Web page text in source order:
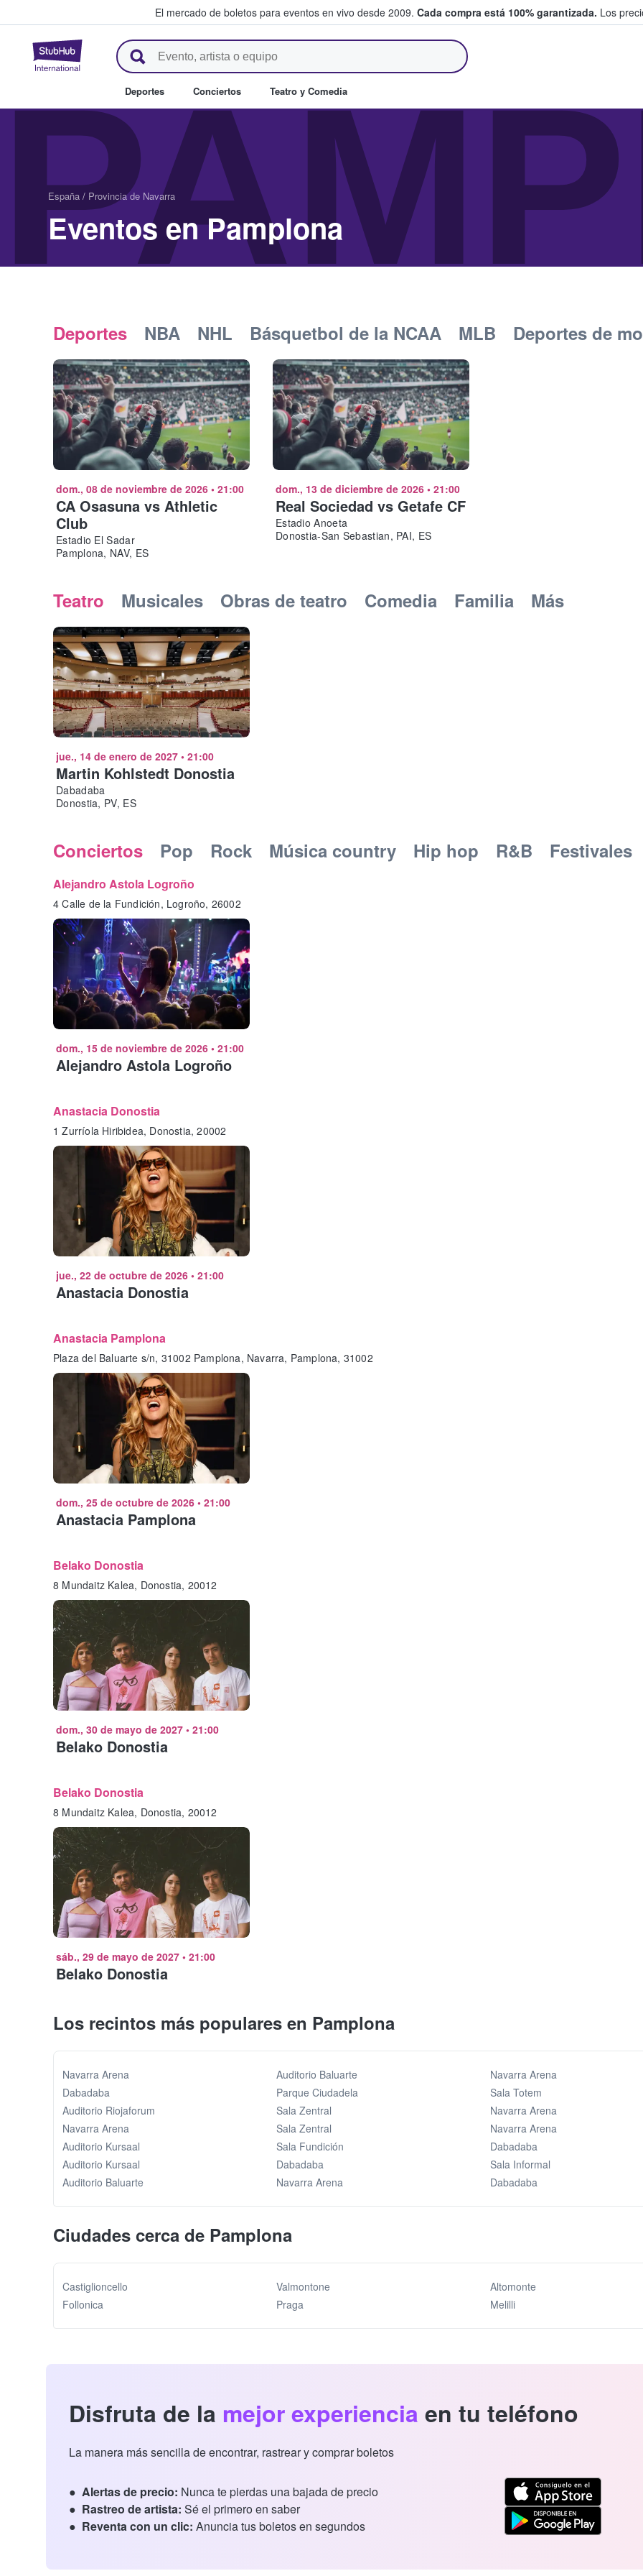
El mercado de boletos para eventos en vivo desde 2009. Cada compra está 100% garantizada. Los
StubHub: donde los fans compran y venden boletos
Deportes Conciertos Teatro y Comedia
España / Provincia de Navarra
Eventos en Pamplona
Deportes NBA NHL Básquetbol de la NCAA MLB Deportes de
dom., 08 de noviembre de 2026 • 21:00
CA Osasuna vs Athletic
Club
Estadio El Sadar
Pamplona, NAV, ES
dom., 13 de diciembre de 2026• 21:00
Real Sociedad vs Getafe CF
Estadio Anoeta
Donostia-San Sebastian, PAI, ES
Teatro Musicales Obras de teatro Comedia Familia Más
jue., 14 de enero de 2027 • 21:00
Martin Kohlstedt Donostia
Dabadaba
Donostia, PV, ES
Conciertos Pop Rock Música country Hip hop R&B Festivales
Alejandro Astola Logroño
4 Calle de la Fundición, Logroño, 26002
dom., 15 de noviembre de 2026 • 21:00
Alejandro Astola Logroño
Anastacia Donostia
1 Zurríola Hiribidea, Donostia, 20002
jue., 22 de octubre de 2026 • 21:00
Anastacia Donostia
Anastacia Pamplona
Plaza del Baluarte s/n, 31002 Pamplona, Navarra, Pamplona, 31002
dom., 25 de octubre de 2026 • 21:00
Anastacia Pamplona
Belako Donostia
8 Mundaitz Kalea, Donostia, 20012
dom., 30 de mayo de 2027 • 21:00
Belako Donostia
Belako Donostia
8 Mundaitz Kalea, Donostia, 20012
sáb., 29 de mayo de 2027 • 21:00
Belako Donostia
Los recintos más populares en Pamplona
Navarra Arena
Dabadaba
Auditorio Riojaforum
Navarra Arena
Auditorio Kursaal
Auditorio Kursaal
Auditorio Baluarte
Auditorio Baluarte
Parque Ciudadela
Sala Zentral
Sala Zentral
Sala Fundición
Dabadaba
Navarra Arena
Navarra Arena
Sala Totem
Navarra Arena
Navarra Arena
Dabadaba
Sala Informal
Dabadaba
Ciudades cerca de Pamplona
Castiglioncello
Follonica
Valmontone
Praga
Altomonte
Melilli
Disfruta de la mejor experiencia en tu teléfono
La manera más sencilla de encontrar, rastrear y comprar boletos
Alertas de precio: Nunca te pierdas una bajada de precio
Rastreo de artista: Sé el primero en saber
Reventa con un clic: Anuncia tus boletos en segundos